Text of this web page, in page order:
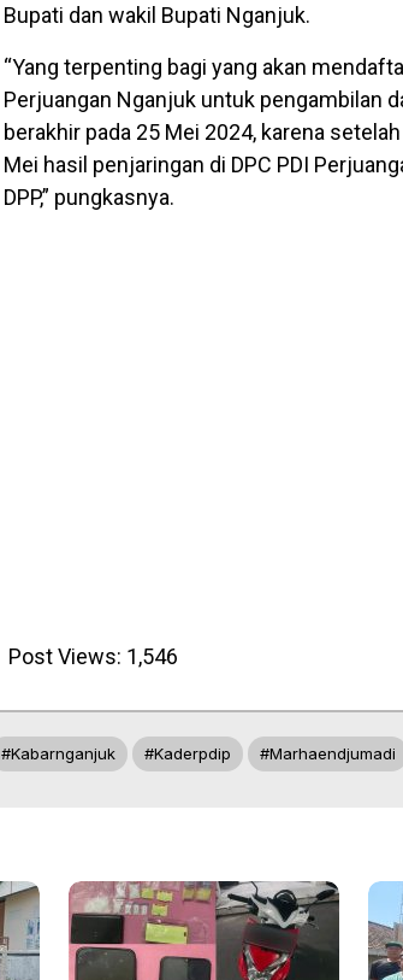
Bupati dan wakil Bupati Nganjuk.
“Yang terpenting bagi yang akan
Perjuangan Nganjuk untuk pengambilan
berakhir pada 25 Mei 2024, karena
Mei hasil penjaringan di DPC PDI
DPP,” pungkasnya.
Post Views: 1,546
#kabarnganjuk #kaderpdip #marhaendjumadi